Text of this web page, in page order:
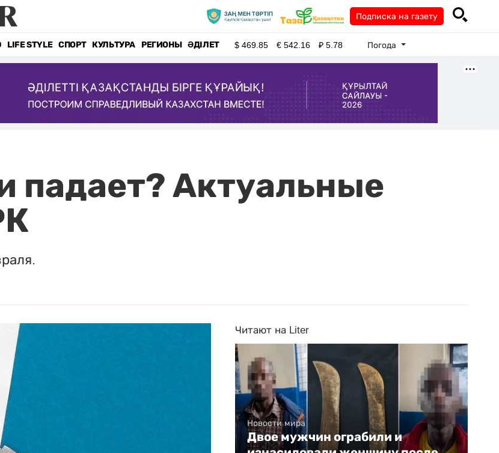
Подписка на газету
LIFE STYLE СПОРТ КУЛЬТУРА РЕГИОНЫ ӘДІЛЕТ $469.85 €542.16 ₽5.78 Погода
падает? Актуальные
Читают на Liter
Новости мира
Двое мужчин ограбили и